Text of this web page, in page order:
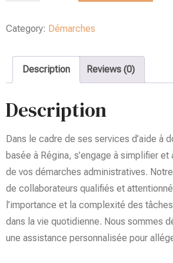
Category: Démarches
Description Reviews (0)
Description
Dans le cadre de ses services d’aide à
basée à Régina, s’engage à simplifier
de vos démarches administratives.
de collaborateurs qualifiés et
l’importance et la complexité des
dans la vie quotidienne. Nous sommes
une assistance personnalisée pour